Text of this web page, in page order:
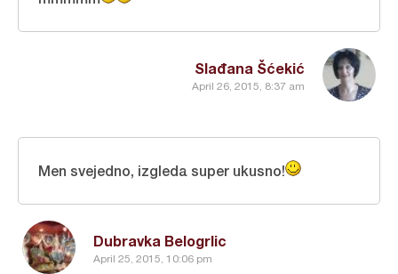
Slađana Šćekić
April 26, 2015, 8:37 am
Dubravka Belogrlic
April 25, 2015, 10:06 pm
Men svejedno, izgleda super ukusno!